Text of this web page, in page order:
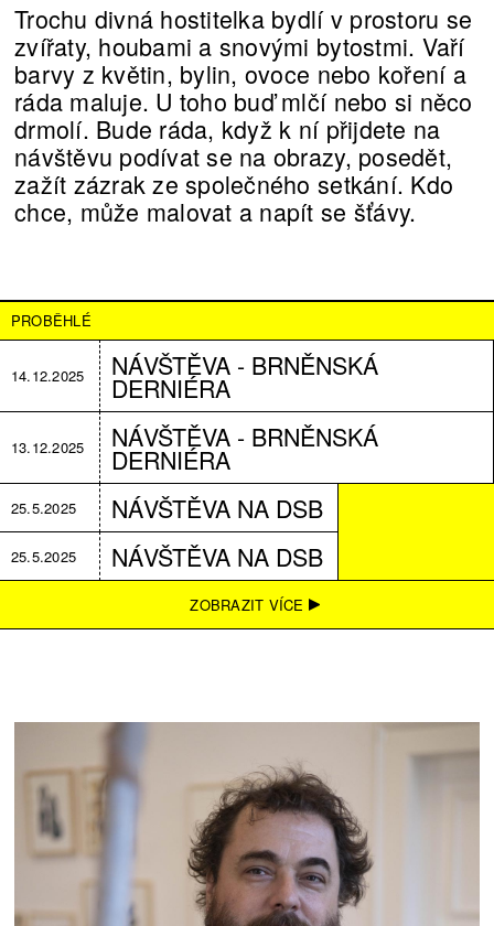
Trochu divná hostitelka bydlí v prostoru se
zvířaty, houbami a snovými bytostmi. Vaří
barvy z květin, bylin, ovoce nebo koření a
ráda maluje. U toho buď mlčí nebo si něco
drmolí. Bude ráda, když k ní přijdete na
návštěvu podívat se na obrazy, posedět,
zažít zázrak ze společného setkání. Kdo
chce, může malovat a napít se šťávy.
PROBĚHLÉ
14.12.2025 NÁVŠTĚVA - BRNĚNSKÁ
DERNIÉRA
13.12.2025 NÁVŠTĚVA - BRNĚNSKÁ
DERNIÉRA
25.5.2025 NÁVŠTĚVA NA DSB
25.5.2025 NÁVŠTĚVA NA DSB
NÁVŠTĚVA V PLZNI
NÁVŠTĚVA NA LUSK FESTIVALU
29.3.2025 NÁVŠTĚVA NA LUSK FESTIVALU
8.2.2025 NÁVŠTĚVA V MLEJNU
NÁVŠTĚVA V MLEJNU
ZOBRAZIT VÍCE